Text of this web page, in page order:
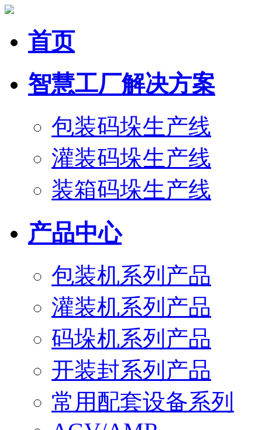
首页
智慧工厂解决方案
包装码垛生产线
灌装码垛生产线
装箱码垛生产线
产品中心
包装机系列产品
灌装机系列产品
码垛机系列产品
开装封系列产品
常用配套设备系列